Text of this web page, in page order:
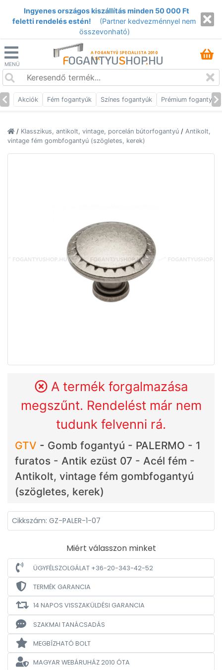
Ingyenes országos kiszállítás minden 50 000 Ft
feletti rendelés estén!
(Partner kedvezménnyel nem
összevonható)
MENÜ
A FOGANTYÚ SPECIALISTA 2010
ÓTA
FOGANTYUSHOP.HU
Akciók Fém fogantyúk Színes fogantyúk Prémium fogantyúk
/ Klasszikus, antikolt, vintage, porcelán bútorfogantyú / Antikolt,
vintage fém gombfogantyú (szögletes, kerek)
A termék forgalmazása
megszűnt. Rendelést már nem
tudunk felvenni rá.
GTV - Gomb fogantyú - PALERMO - 1
furatos - Antik ezüst 07 - Acél fém -
Antikolt, vintage fém gombfogantyú
(szögletes, kerek)
Cikkszám: GZ-PALER-1-07
Miért válasszon minket
ÜGYFÉLSZOLGÁLAT +36-20-343-42-52
TERMÉK GARANCIA
14 NAPOS VISSZAKÜLDÉSI GARANCIA
SZAKMAI TANÁCSADÁS
MEGBÍZHATÓ BOLT
MAGYAR WEBÁRUHÁZ2010 ÓTA